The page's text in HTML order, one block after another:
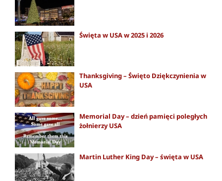
Święta w USA w 2025 i 2026
Thanksgiving – Święto Dziękczynienia w
USA
Memorial Day – dzień pamięci poległych
żołnierzy USA
Martin Luther King Day – święta w USA